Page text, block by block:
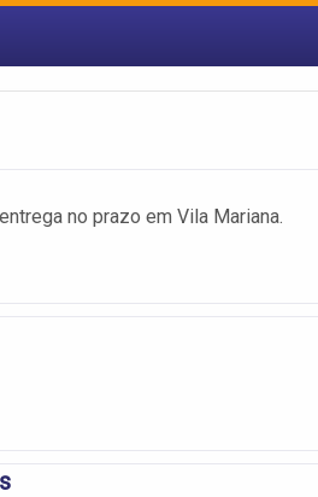
no prazo em Vila Mariana.